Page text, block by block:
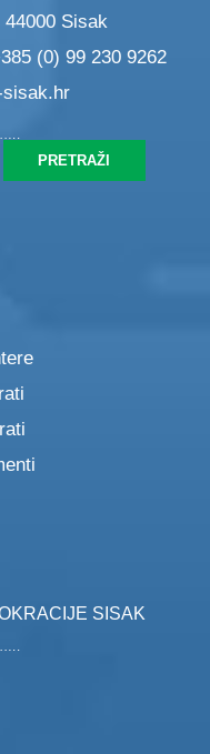
Sisak
(0) 99 230 9262
SISAK